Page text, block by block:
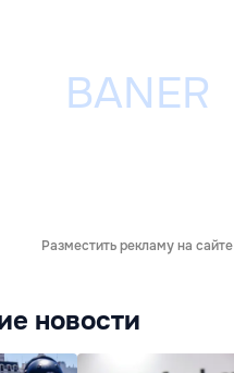
Разместить рекламу на сайте
новости